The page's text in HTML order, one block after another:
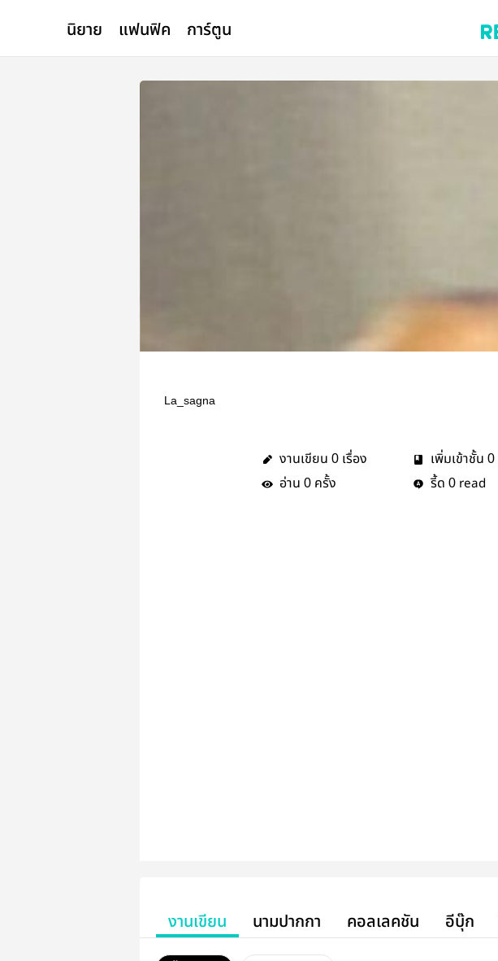
นิยาย แฟนฟิค การ์ตูน
La_sagna
งานเขียน 0 เรื่อง เพิ่มเข้าชั้น 0
อ่าน 0 ครั้ง รี้ด 0 read
งานเขียน นามปากกา คอลเลคชัน อีบุ๊ก